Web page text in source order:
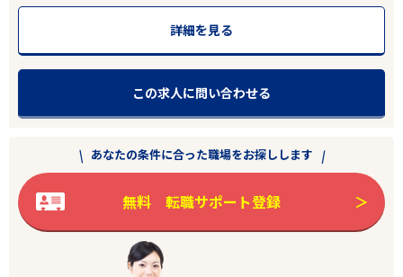
詳細を見る
この求人に問い合わせる
あなたの条件に合った職場をお探しします
無料 転職サポート登録